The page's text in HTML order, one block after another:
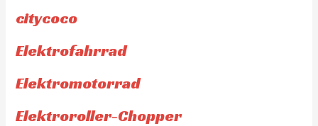
citycoco
Elektrofahrrad
Elektromotorrad
Elektroroller-Chopper